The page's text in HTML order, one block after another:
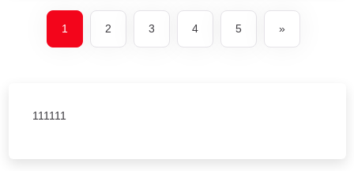
1 2 3 4 5 »
111111